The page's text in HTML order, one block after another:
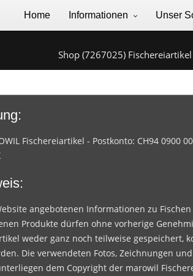
Home Informationen Unser
Shop (7267025)
Fischereiartikel - Postkonto: CH94 0900
angebotenen Informationen zu
Produkte dürfen ohne vorherige
weder ganz noch teilweise gespeichert,
Die verwendeten Fotos, Zeichnungen
dem Copyright der marowil